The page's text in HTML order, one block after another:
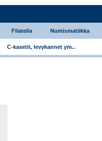
Filatelia Numismatiikka
C-kasetit, levykannet ym..